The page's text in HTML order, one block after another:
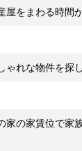
をまわる時間
れな物件を探
家の家賃位で家